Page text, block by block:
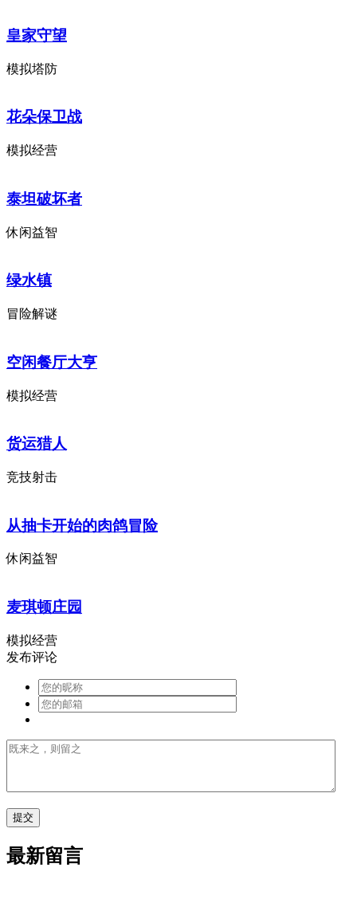
皇家守望
模拟塔防
花朵保卫战
模拟经营
泰坦破坏者
休闲益智
绿水镇
冒险解谜
空闲餐厅大亨
模拟经营
货运猎人
竞技射击
从抽卡开始的肉鸽冒险
休闲益智
麦琪顿庄园
模拟经营
发布评论
最新留言